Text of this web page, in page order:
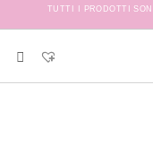
TUTTI I PRODOTTI